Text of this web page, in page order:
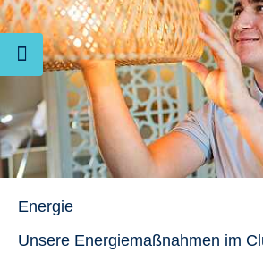
Energie
Unsere Energiemaßnahmen im